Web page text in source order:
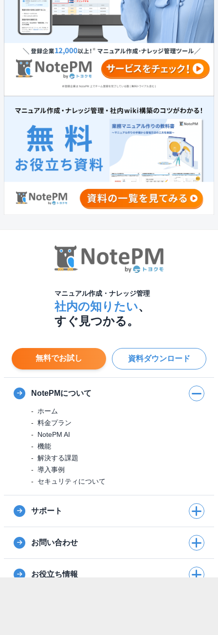
マニュアル作成・ナレッジ管理
社内の知りたい、
すぐ見つかる。
無料でお試し 資料ダウンロード
NotePMについて
ホーム
料金プラン
NotePM AI
機能
解決する課題
導入事例
セキュリティについて
サポート
お問い合わせ
お役立ち情報